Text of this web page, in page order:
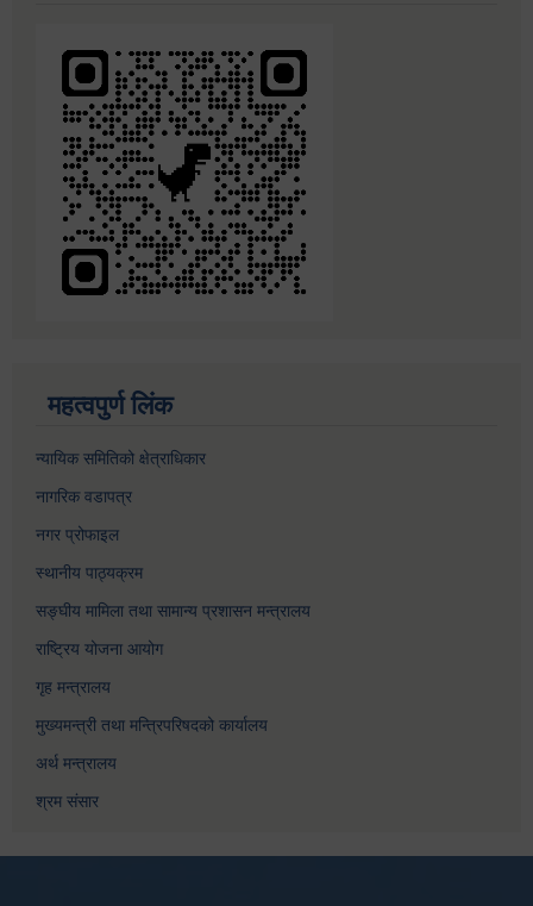
महत्वपुर्ण लिंक
न्यायिक समितिको क्षेत्राधिकार
नागरिक वडापत्र
नगर प्रोफाइल
स्थानीय पाठ्यक्रम
सङ्घीय मामिला तथा सामान्य प्रशासन मन्त्रालय
राष्ट्रिय योजना आयोग
गृह मन्त्रालय
मुख्यमन्त्री तथा मन्त्रिपरिषदको कार्यालय
अर्थ मन्त्रालय
श्रम संसार